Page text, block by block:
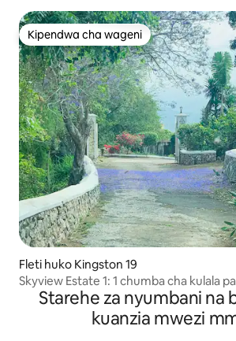
Kipendwa cha wageni
Kipendwa cha wageni
Fleti huko Kingston 19
Skyview Estate 1: 1 chumba cha kulala
mtazamo wa mji
Starehe za nyumbani na
kuanzia mwezi